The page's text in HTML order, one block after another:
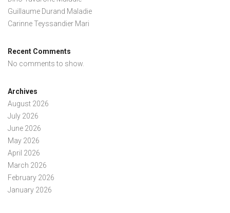
Guillaume Durand Maladie
Carinne Teyssandier Mari
Recent Comments
No comments to show.
Archives
August 2026
July 2026
June 2026
May 2026
April 2026
March 2026
February 2026
January 2026